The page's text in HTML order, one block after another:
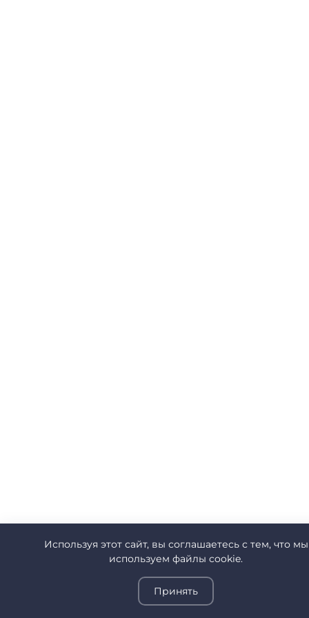
Используя этот сайт, вы соглашаетесь с тем, что мы
используем файлы cookie.
Принять